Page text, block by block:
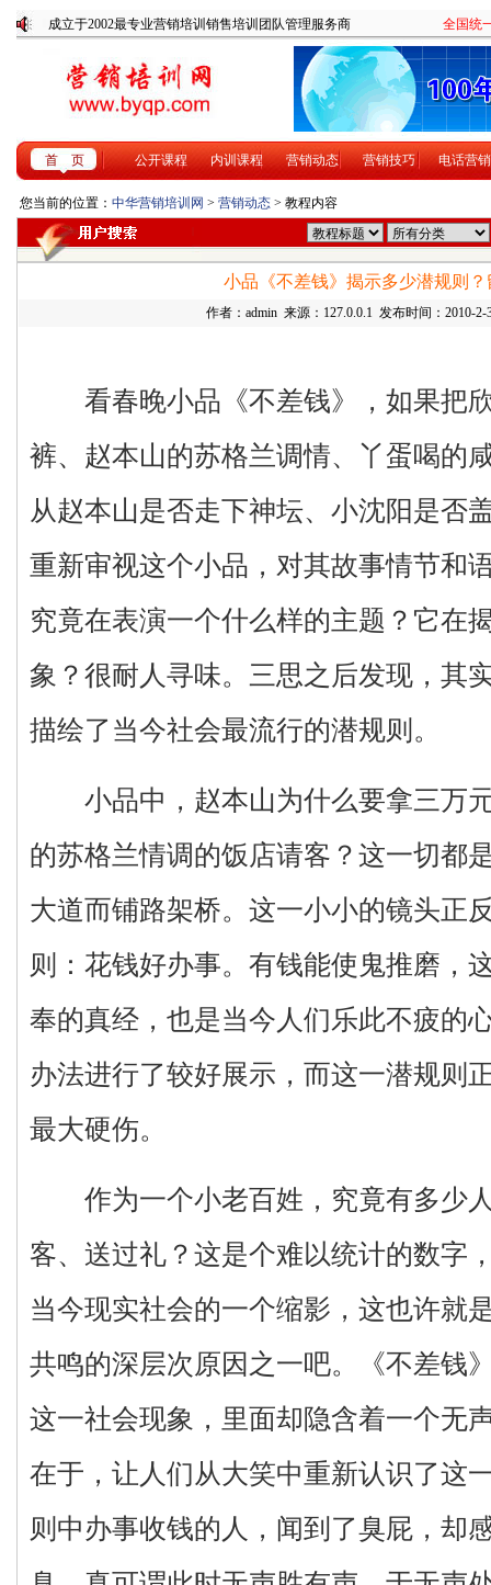
成立于2002最专业营销培训销售培训团队管理服务商 全国统
首 页 公开课程 内训课程 营销动态 营销技巧 电话营销
您当前的位置： 中华营销培训网 > 营销动态 > 教程内容
小品《不差钱》揭示多少潜规则
作者：admin 来源：127.0.0.1 发布时间：2010-2-
看春晚小品《不差钱》，如果把
裤、赵本山的苏格兰调情、丫蛋喝的
从赵本山是否走下神坛、小沈阳是否
重新审视这个小品，对其故事情节和
究竟在表演一个什么样的主题？它在
象？很耐人寻味。三思之后发现，其
描绘了当今社会最流行的潜规则。
小品中，赵本山为什么要拿三万
的苏格兰情调的饭店请客？这一切都
大道而铺路架桥。这一小小的镜头正
则：花钱好办事。有钱能使鬼推磨，
奉的真经，也是当今人们乐此不疲的
办法进行了较好展示，而这一潜规则
最大硬伤。
作为一个小老百姓，究竟有多少
客、送过礼？这是个难以统计的数字
当今现实社会的一个缩影，这也许就
共鸣的深层次原因之一吧。《不差钱
这一社会现象，里面却隐含着一个无
在于，让人们从大笑中重新认识了这
则中办事收钱的人，闻到了臭屁，却